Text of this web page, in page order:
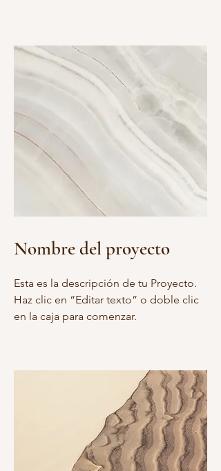
Nombre del proyecto
Esta es la descripción de tu Proyecto.
Haz clic en “Editar texto” o doble clic
en la caja para comenzar.